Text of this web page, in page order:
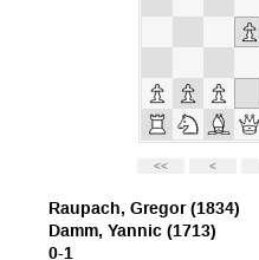
Datenschutzordnung
BKV
Ausschreibungen